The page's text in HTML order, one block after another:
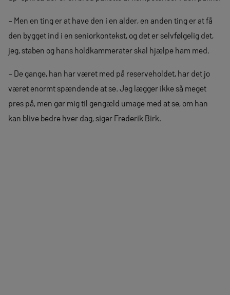
– Men en ting er at have den i en alder, en anden ting er at få
den bygget ind i en seniorkontekst, og det er selvfølgelig det,
jeg, staben og hans holdkammerater skal hjælpe ham med.
– De gange, han har været med på reserveholdet, har det jo
været enormt spændende at se. Jeg lægger ikke så meget
pres på, men gør mig til gengæld umage med at se, om han
kan blive bedre hver dag, siger Frederik Birk.